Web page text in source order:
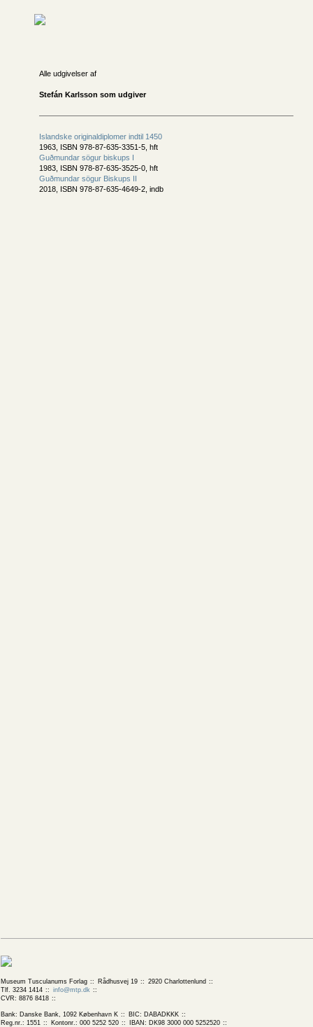
Alle udgivelser af
Stefán Karlsson som udgiver
Islandske originaldiplomer indtil 1450
1963, ISBN 978-87-635-3351-5, hft
Guðmundar sögur biskups I
1983, ISBN 978-87-635-3525-0, hft
Guðmundar sögur Biskups II
2018, ISBN 978-87-635-4649-2, indb
Museum Tusculanums Forlag Rådhusvej 19
2920 Charlottenlund
Tlf. 3234 1414
info@mtp.dk
CVR: 8876 8418
Bank: Danske Bank, 1092 København K
BIC: DABADKKK
Reg.nr.: 1551
Kontonr.: 000 5252 520 IBAN: DK98 3000 000 5252520